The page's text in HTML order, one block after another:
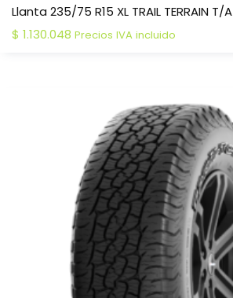
Llanta 235/75 R15 XL TRAIL TERRAIN T/A
$ 1.130.048 Precios IVA incluido